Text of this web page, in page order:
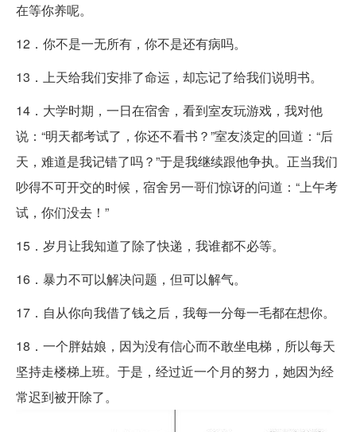
在等你养呢。
12．你不是一无所有，你不是还有病吗。
13．上天给我们安排了命运，却忘记了给我们说明书。
14．大学时期，一日在宿舍，看到室友玩游戏，我对他
说：“明天都考试了，你还不看书？”室友淡定的回道：“后
天，难道是我记错了吗？”于是我继续跟他争执。正当我们
吵得不可开交的时候，宿舍另一哥们惊讶的问道：“上午考
试，你们没去！”
15．岁月让我知道了除了快递，我谁都不必等。
16．暴力不可以解决问题，但可以解气。
17．自从你向我借了钱之后，我每一分每一毛都在想你。
18．一个胖姑娘，因为没有信心而不敢坐电梯，所以每天
坚持走楼梯上班。于是，经过近一个月的努力，她因为经
常迟到被开除了。